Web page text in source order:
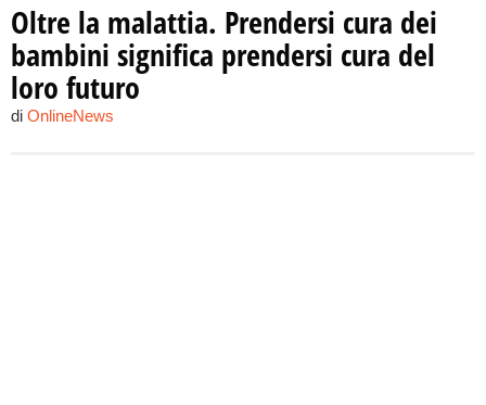
Oltre la malattia. Prendersi cura dei
bambini significa prendersi cura del
loro futuro
di OnlineNews